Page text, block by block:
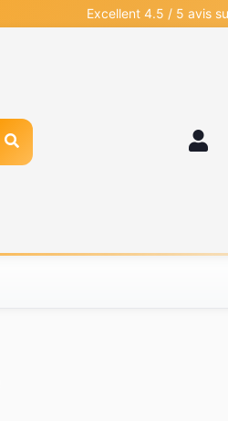
Excellent 4.5 / 5 avis